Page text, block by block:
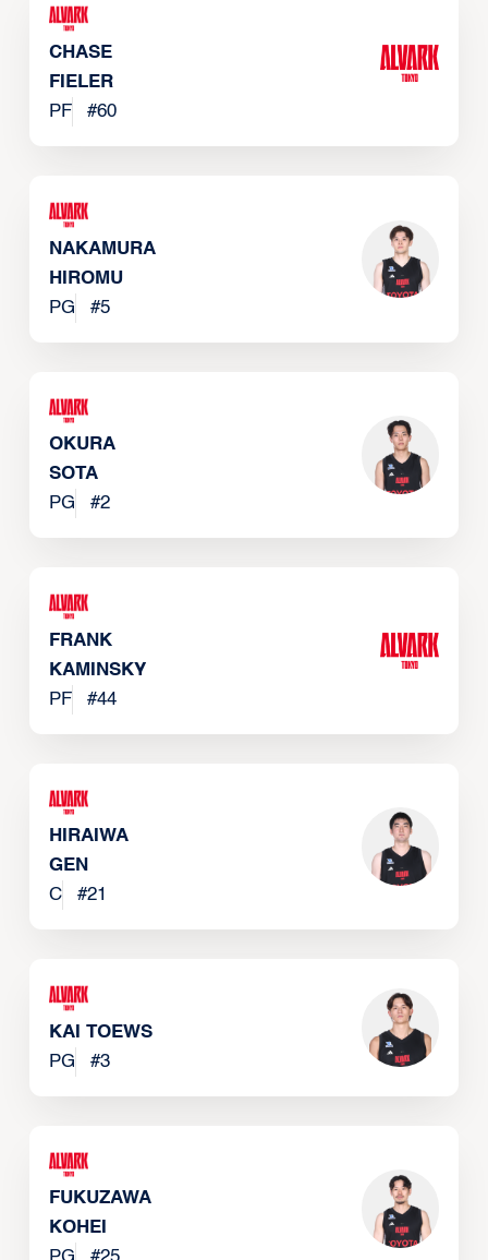
CHASE
FIELER
PF
#60
NAKAMURA
HIROMU
PG
#5
OKURA
SOTA
PG
#2
FRANK
KAMINSKY
PF
#44
HIRAIWA
GEN
C
#21
KAI TOEWS
PG
#3
FUKUZAWA
KOHEI